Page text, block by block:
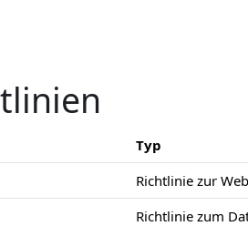
Typ
Richtlinie zur
Richtlinie zum